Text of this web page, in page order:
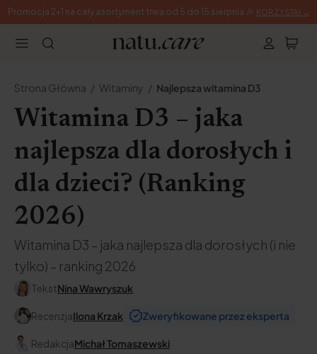
Promocja 2+1 na cały asortyment trwa od 5 do 15 sierpnia 🎉 KORZYSTAJ →
Strona Główna Witaminy Najlepsza witamina D3
Witamina D3 – jaka
najlepsza dla dorosłych i
dla dzieci? (Ranking
2026)
Witamina D3 – jaka najlepsza dla dorosłych (i nie
tylko) – ranking 2026
TekstNina Wawryszuk
RecenzjaIlona Krzak Zweryfikowane przez eksperta
RedakcjaMichał Tomaszewski